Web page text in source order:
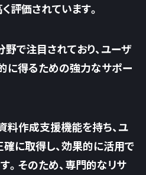
評価されています。
で注目されており、ユーザ
に得るための強力なサポー
作成支援機能を持ち、ユ
に取得し、効果的に活用で
。そのため、専門的なリサ